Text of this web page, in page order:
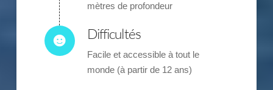
mètres de profondeur
Difficultés
Facile et accessible à tout le
monde (à partir de 12 ans)